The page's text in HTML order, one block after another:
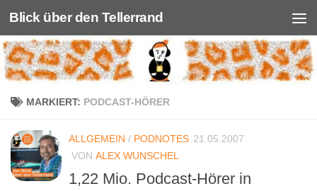
Unter dem Inhalt
Blick über den Tellerrand
MARKIERT: PODCAST-HÖRER
ALLGEMEIN / PODNOTES 21.05.2007
VON ALEX WUNSCHEL
1,22 Mio. Podcast-Hörer in